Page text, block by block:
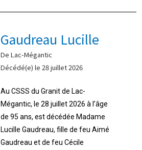
Gaudreau Lucille
De Lac-Mégantic
Décédé(e) le 28 juillet 2026
Au CSSS du Granit de Lac-
Mégantic, le 28 juillet 2026 à l’âge
de 95 ans, est décédée Madame
Lucille Gaudreau, fille de feu Aimé
Gaudreau et de feu Cécile